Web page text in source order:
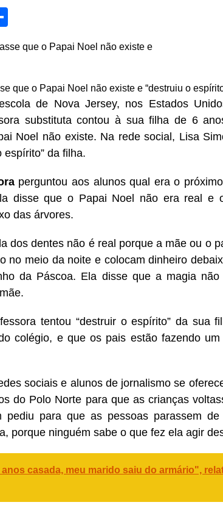
que o Papai Noel não existe e “destruiu o
de Nova Jersey, nos Estados
substituta contou à sua filha de 6
Noel não existe. Na rede social, Lisa
espírito” da filha.
perguntou aos alunos qual era o
disse que o Papai Noel não era real e
das árvores.
dos dentes não é real porque a mãe ou o
no meio da noite e colocam dinheiro
da Páscoa. Ela disse que a magia
tentou “destruir o espírito” da sua
colégio, e que os pais estão fazendo
sociais e alunos de jornalismo se
do Polo Norte para que as crianças
para que as pessoas parassem de
porque ninguém sabe o que fez ela agir
casada, meu marido saiu do armário",